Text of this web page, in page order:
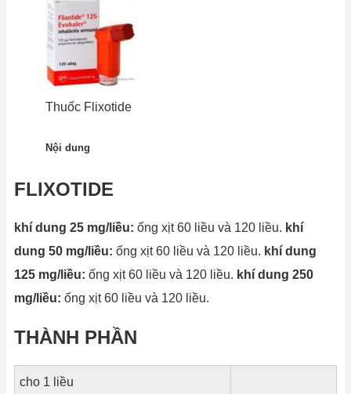
Thuốc Flixotide
Nội dung
FLIXOTIDE
khí dung 25 mg/liều: ống xịt 60 liều và 120 liều. khí
dung 50 mg/liều: ống xịt 60 liều và 120 liều. khí dung
125 mg/liều: ống xịt 60 liều và 120 liều. khí dung 250
mg/liều: ống xịt 60 liều và 120 liều.
THÀNH PHẦN
cho 1 liều